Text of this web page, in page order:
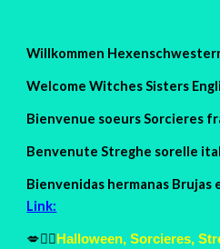
Willkommen
Welcome Witches Sisters
Bienvenue soeurs Sorcieres
Benvenute Streghe sorelle
Bienvenidas hermanas Brujas
Link:
💋🧙‍♀ Halloween, Sorcieres,